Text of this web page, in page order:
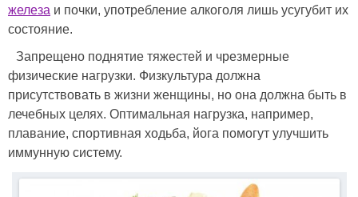
железа и почки, употребление алкоголя лишь усугубит их
состояние.
Запрещено поднятие тяжестей и чрезмерные
физические нагрузки. Физкультура должна
присутствовать в жизни женщины, но она должна быть в
лечебных целях. Оптимальная нагрузка, например,
плавание, спортивная ходьба, йога помогут улучшить
иммунную систему.